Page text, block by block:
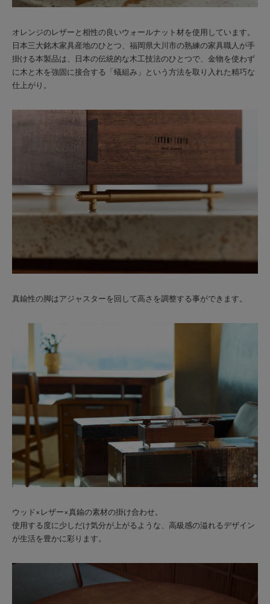
オレンジのレザーと相性の良いウォールナット材を使用しています。
日本三大銘木家具産地のひとつ、福岡県大川市の熟練の家具職人が手
掛ける本製品は、日本の伝統的な木工技法のひとつで、金物を使わず
に木と木を強固に接合する「蟻組み」という方法を取り入れた精巧な
仕上がり。
真鍮性の脚はアジャスターを回して高さを調整する事ができます。
ウッド×レザー×真鍮の素材の掛け合わせ。
使用する度に少しだけ気分が上がるような、高級感の溢れるデザイン
が生活を豊かに彩ります。